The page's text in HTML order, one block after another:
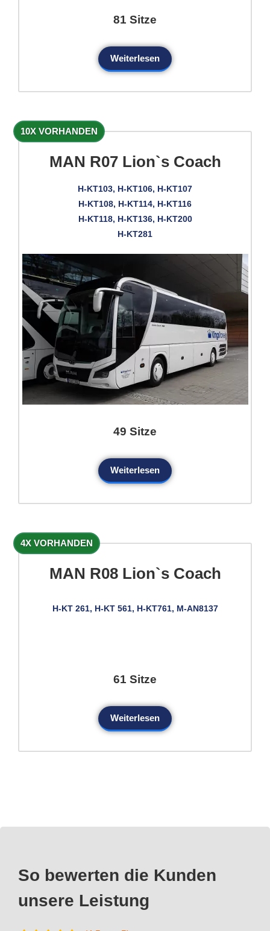
81 Sitze
Weiterlesen
10X VORHANDEN
MAN R07 Lion`s Coach
H-KT103, H-KT106, H-KT107
H-KT108, H-KT114, H-KT116
H-KT118, H-KT136, H-KT200
H-KT281
49 Sitze
Weiterlesen
4X VORHANDEN
MAN R08 Lion`s Coach
H-KT 261, H-KT 561, H-KT761, M-AN8137
61 Sitze
Weiterlesen
So bewerten die Kunden
unsere Leistung